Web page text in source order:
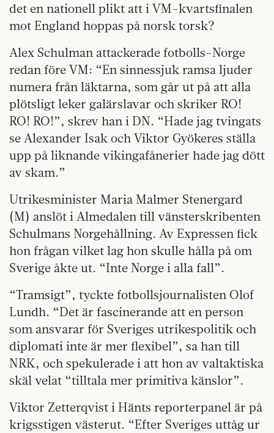
det en nationell plikt att i VM-kvartsfinalen
mot England hoppas på norsk torsk?
Alex Schulman attackerade fotbolls-Norge
redan före VM: “En sinnessjuk ramsa ljuder
numera från läktarna, som går ut på att alla
plötsligt leker galärslavar och skriker RO!
RO! RO!”, skrev han i DN. “Hade jag tvingats
se Alexander Isak och Viktor Gyökeres ställa
upp på liknande vikingafånerier hade jag dött
av skam.”
Utrikesminister Maria Malmer Stenergard
(M) anslöt i Almedalen till vänsterskribenten
Schulmans Norgehållning. Av Expressen fick
hon frågan vilket lag hon skulle hålla på om
Sverige åkte ut. “Inte Norge i alla fall”.
“Tramsigt”, tyckte fotbollsjournalisten Olof
Lundh. “Det är fascinerande att en person
som ansvarar för Sveriges utrikespolitik och
diplomati inte är mer flexibel”, sa han till
NRK, och spekulerade i att hon av valtaktiska
skäl velat “tilltala mer primitiva känslor”.
Viktor Zetterqvist i Hänts reporterpanel är på
krigsstigen västerut. “Efter Sveriges uttåg ur